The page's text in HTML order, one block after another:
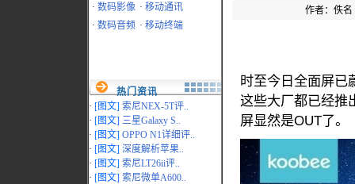
· 数码影像 · 移动通讯
· 数码音频 · 移动终端
热门资讯
· [图文] 索尼NEX-5T评..
· [图文] 三星Galaxy S..
· [图文] OPPO N1详细评..
· [图文] 深度解析苹果..
· [图文] 索尼LT26ii评..
· [图文] 索尼微单A600..
作者：佚名
时至今日全面屏已
这些大厂都已经推
屏显然是OUT了。